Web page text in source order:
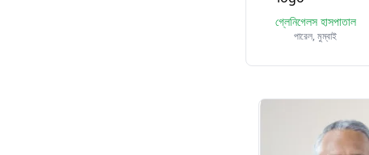
গ্লেনিগেলস হাসপাতাল
পারেল, মুম্বাই